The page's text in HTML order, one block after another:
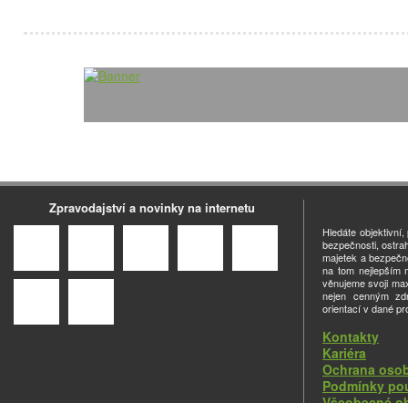
Zpravodajství a novinky na internetu
Hledáte
bezpečnosti,
majetek a
na tom nejlepším
věnujeme svoji
nejen cenným
orientací v dané
Kontakty
Kariéra
Ochrana
Podmínky